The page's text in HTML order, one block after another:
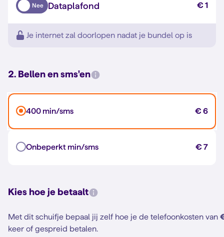
Nee Dataplafond € 1
Je internet zal doorlopen nadat je bundel op is
2. Bellen en sms'en
400 min/sms € 6
Onbeperkt min/sms € 7
Kies hoe je betaalt
Met dit schuifje bepaal jij zelf hoe je de telefoonkosten van
keer of gespreid betalen.